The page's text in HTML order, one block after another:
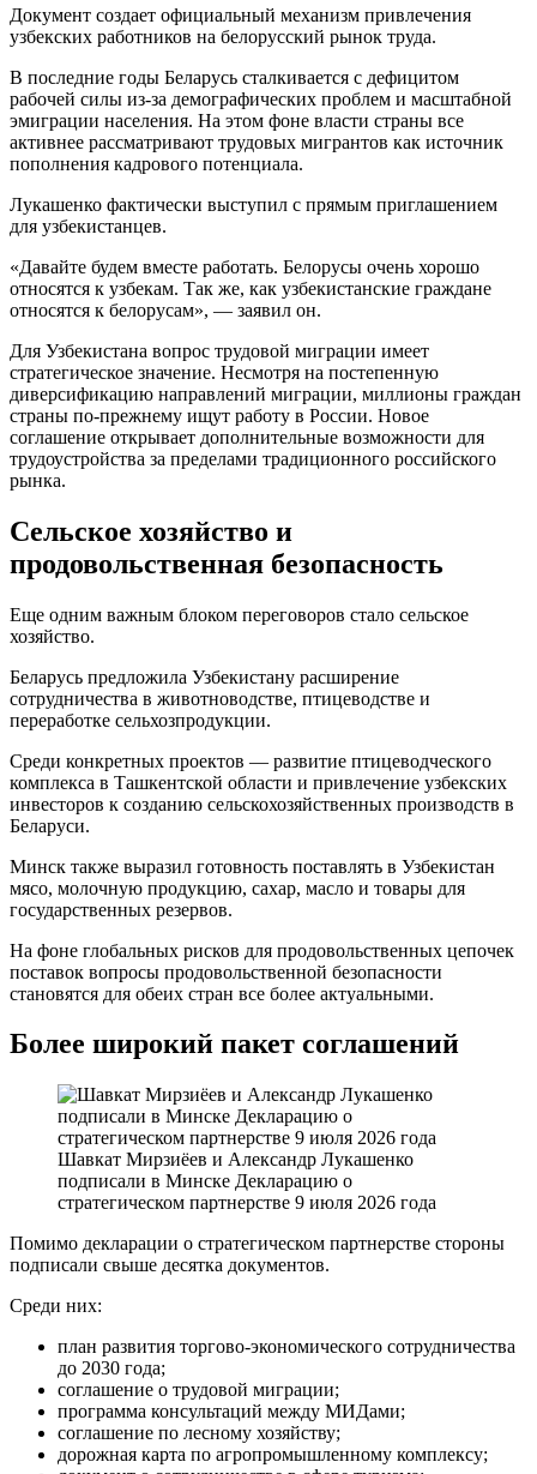
Документ создает официальный механизм привлечения
узбекских работников на белорусский рынок труда.
В последние годы Беларусь сталкивается с дефицитом
рабочей силы из-за демографических проблем и масштабной
эмиграции населения. На этом фоне власти страны все
активнее рассматривают трудовых мигрантов как источник
пополнения кадрового потенциала.
Лукашенко фактически выступил с прямым приглашением
для узбекистанцев.
«Давайте будем вместе работать. Белорусы очень хорошо
относятся к узбекам. Так же, как узбекистанские граждане
относятся к белорусам», — заявил он.
Для Узбекистана вопрос трудовой миграции имеет
стратегическое значение. Несмотря на постепенную
диверсификацию направлений миграции, миллионы граждан
страны по-прежнему ищут работу в России. Новое
соглашение открывает дополнительные возможности для
трудоустройства за пределами традиционного российского
рынка.
Сельское хозяйство и
продовольственная безопасность
Еще одним важным блоком переговоров стало сельское
хозяйство.
Беларусь предложила Узбекистану расширение
сотрудничества в животноводстве, птицеводстве и
переработке сельхозпродукции.
Среди конкретных проектов — развитие птицеводческого
комплекса в Ташкентской области и привлечение узбекских
инвесторов к созданию сельскохозяйственных производств в
Беларуси.
Минск также выразил готовность поставлять в Узбекистан
мясо, молочную продукцию, сахар, масло и товары для
государственных резервов.
На фоне глобальных рисков для продовольственных цепочек
поставок вопросы продовольственной безопасности
становятся для обеих стран все более актуальными.
Более широкий пакет соглашений
Шавкат Мирзиёев и Александр Лукашенко
подписали в Минске Декларацию о
стратегическом партнерстве 9 июля 2026 года
Помимо декларации о стратегическом партнерстве стороны
подписали свыше десятка документов.
Среди них:
план развития торгово-экономического сотрудничества
до 2030 года;
соглашение о трудовой миграции;
программа консультаций между МИДами;
соглашение по лесному хозяйству;
дорожная карта по агропромышленному комплексу;